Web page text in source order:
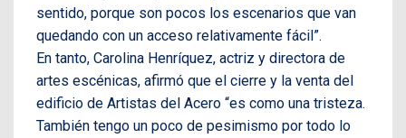
sentido, porque son pocos los escenarios que van
quedando con un acceso relativamente fácil”.
En tanto, Carolina Henríquez, actriz y directora de
artes escénicas, afirmó que el cierre y la venta del
edificio de Artistas del Acero “es como una tristeza.
También tengo un poco de pesimismo por todo lo